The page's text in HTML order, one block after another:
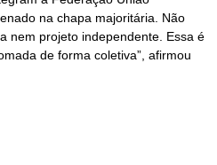
na chapa majoritária. Não
nem projeto independente. Essa é
de forma coletiva”, afirmou